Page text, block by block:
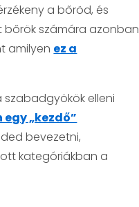
a bőröd, és
bőrök számára azonban
amilyen ez a
elleni
egy „kezdő”
bevezetni,
kategóriákban a